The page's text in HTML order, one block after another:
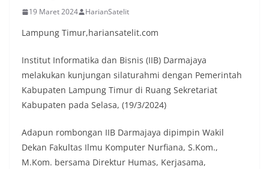
19 Maret 2024 HarianSatelit
Lampung Timur,hariansatelit.com
Institut Informatika dan Bisnis (IIB) Darmajaya
melakukan kunjungan silaturahmi dengan Pemerintah
Kabupaten Lampung Timur di Ruang Sekretariat
Kabupaten pada Selasa, (19/3/2024)
Adapun rombongan IIB Darmajaya dipimpin Wakil
Dekan Fakultas Ilmu Komputer Nurfiana, S.Kom.,
M.Kom. bersama Direktur Humas, Kerjasama,